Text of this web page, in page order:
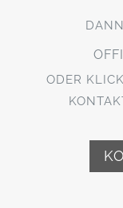
ODER